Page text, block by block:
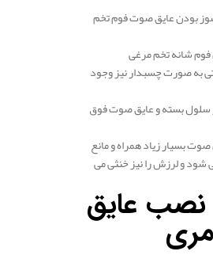
بودن عایق صوت فوم تخم
به صورت چسبدار نیز وجود
سلول بسته و عایق صوت فوق
بسیار زیاد همراه و مانع
و لرزش را نیز خنثی می
عایق